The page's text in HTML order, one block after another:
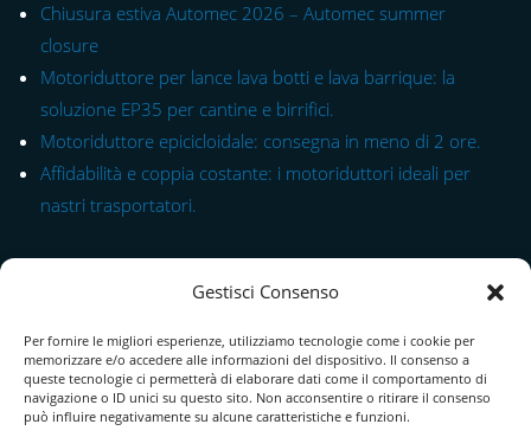
Gestisci Consenso
Per fornire le migliori esperienze, utilizziamo tecnologie come i cookie per
memorizzare e/o accedere alle informazioni del dispositivo. Il consenso a
queste tecnologie ci permetterà di elaborare dati come il comportamento di
navigazione o ID unici su questo sito. Non acconsentire o ritirare il consenso
può influire negativamente su alcune caratteristiche e funzioni.
Chiusura estiva Automec 2026 – Automec summer
closure
Motoriduttore per lance lava botti e lava barrique: la
soluzione EP35 per cantine e birrifici.
Motoriduttore epicicloidale: consegna in meno di 2 ore.
Affidabilità e coppia costante: i motoriduttori ideali per
nastri trasportatori.
Chi Siamo
Download Catalogo PDF